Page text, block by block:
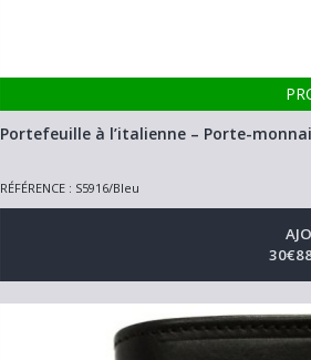
Portefeuille à l’italienne – Porte-
RÉFÉRENCE : S5916/Bleu
30€